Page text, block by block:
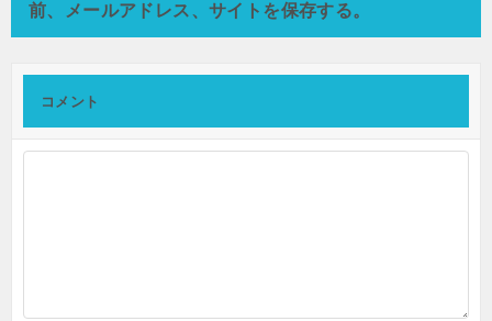
前、メールアドレス、サイトを保存する。
コメント